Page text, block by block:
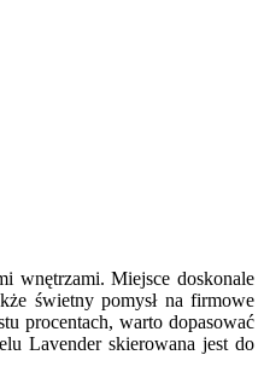
wnętrzami. Miejsce doskonale
świetny pomysł na firmowe
procentach, warto dopasować
Lavender skierowana jest do